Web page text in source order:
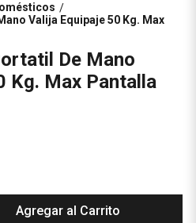
/
Valija Equipaje 50 Kg. Max
De Mano
Kg. Max Pantalla
Agregar al Carrito